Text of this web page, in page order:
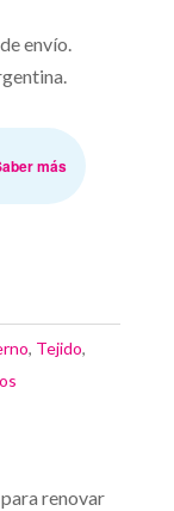
envío.
más
, Tejido,
renovar